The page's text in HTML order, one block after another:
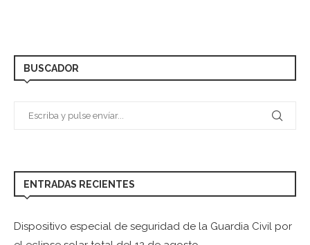
BUSCADOR
ENTRADAS RECIENTES
Dispositivo especial de seguridad de la Guardia Civil por